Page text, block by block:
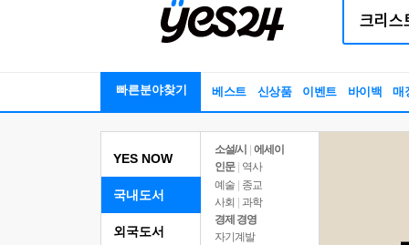
빠른분야찾기 베스트 신상품 이벤트 바이백 매
YES NOW
국내도서
소설/시
에세이
인문
역사
예술 | 종교
사회 | 과학
경제 경영
자기계발
외국도서